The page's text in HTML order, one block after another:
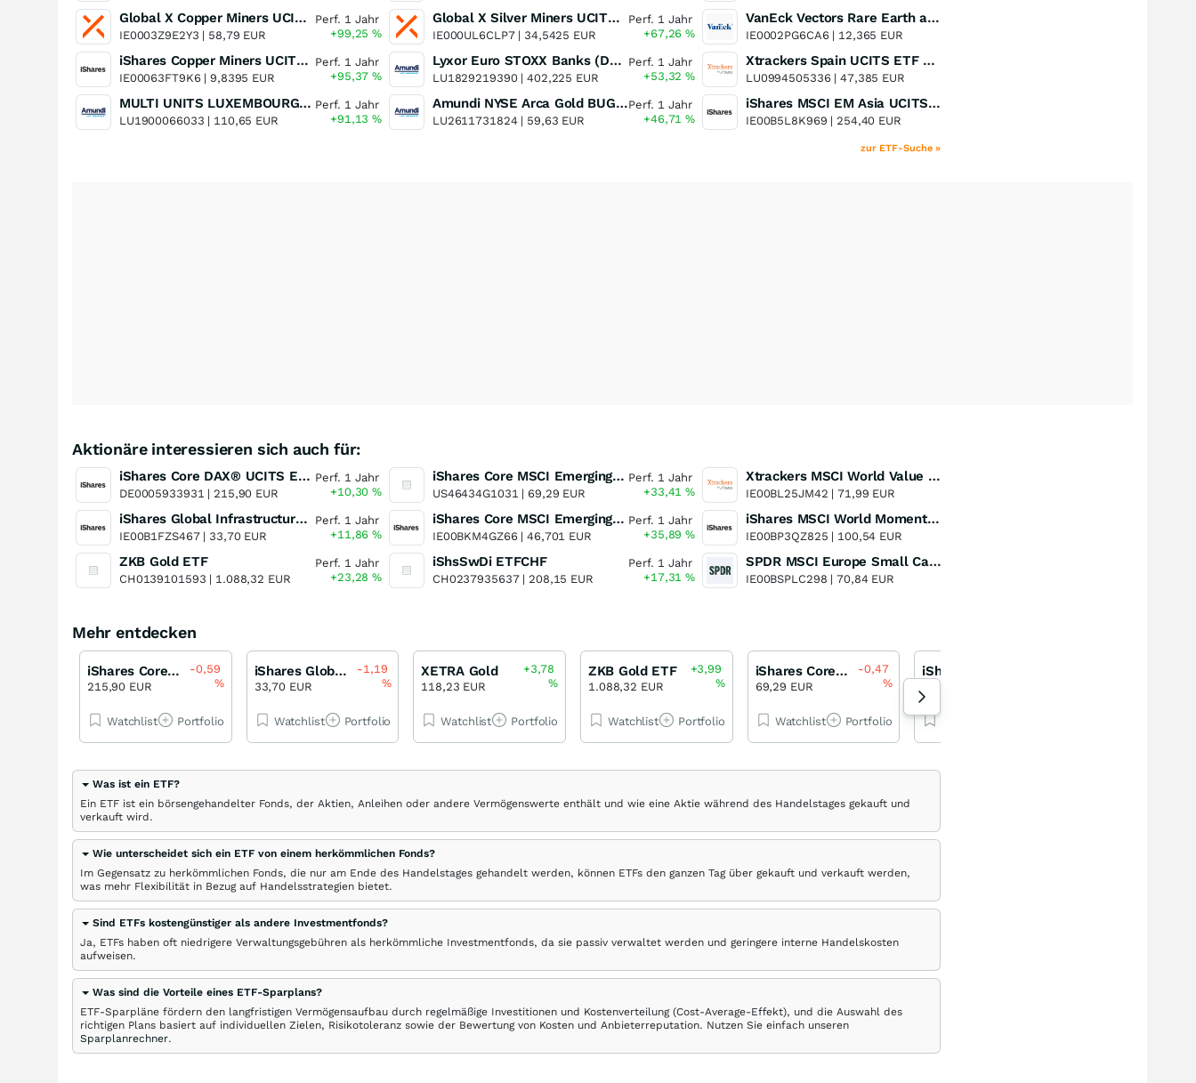
Global X Copper Miners UCITS ETF USD Acc
IE0003Z9E2Y3 | 58,79 EUR
Perf. 1 Jahr
+99,25%
iShares Copper Miners UCITS ETF
IE00063FT9K6 |9,8395 EUR
Perf. 1 Jahr
+95,37%
MULTI UNITS LUXEMBOURG - Lyxor MSCI Semiconductors ESG Filtered
LU1900066033 | 110,65 EUR
Perf. 1 Jahr
+91,13%
Global X Silver Miners UCITS ETF
IE000UL6CLP7 | 34,5425 EUR
Perf. 1 Jahr
+67,26%
Lyxor Euro STOXX Banks (DR) UCITS ETF- Acc
LU1829219390 |402,225 EUR
Perf. 1 Jahr
+53,32%
Amundi NYSE Arca Gold BUGS UCITS ETF Dist
LU2611731824 | 59,63 EUR
Perf. 1 Jahr
+46,71%
VanEck Vectors Rare Earth and Strategic Metals UCITS ETF
IE0002PG6CA6 | 12,365 EUR
Xtrackers Spain UCITS ETF Distribution
LU0994505336 |47,385 EUR
iShares MSCI EM Asia UCITS ETF
IE00B5L8K969 | 254,40 EUR
zur ETF-Suche »
Aktionäre interessieren sich auch für:
iShares Core DAX® UCITS ETF (DE)
DE0005933931 | 215,90 EUR
Perf. 1 Jahr
+10,30%
iShares Global Infrastructure UCITS ETF
IE00B1FZS467 | 33,70 EUR
Perf. 1 Jahr
+11,86%
ZKB Gold ETF
CH0139101593 | 1.088,32 EUR
Perf. 1 Jahr
+23,28%
iShares Core MSCI Emerging Markets ETF
US46434G1031 | 69,29 EUR
Perf. 1 Jahr
+33,41%
iShares Core MSCI Emerging Markets IMI UCITS ETF
IE00BKM4GZ66 |46,701 EUR
Perf. 1 Jahr
+35,89%
iShsSwDi ETFCHF
CH0237935637 | 208,15 EUR
Perf. 1 Jahr
+17,31%
Xtrackers MSCI World Value UCITS ETF
IE00BL25JM42 |71,99 EUR
iShares MSCI World Momentum Factor UCITS ETF
IE00BP3QZ825 | 100,54 EUR
SPDR MSCI Europe Small Cap Value Weighted UCITS ETF
IE00BSPLC298 |70,84 EUR
Mehr entdecken
iShares Core DAX® UCITS ETF (DE)
215,90 EUR
-0,59
%
Watchlist Portfolio
iShares Global Infrastructure UCITS ETF
33,70 EUR
-1,19
%
Watchlist Portfolio
XETRA Gold
118,23 EUR
+3,78
%
Watchlist Portfolio
ZKB Gold ETF
1.088,32 EUR
+3,99
%
Watchlist Portfolio
iShares Core MSCI Emerging Markets ETF
69,29 EUR
-0,47
%
Watchlist Portfolio
Was ist ein ETF?
Ein ETF ist ein börsengehandelter Fonds, der Aktien, Anleihen oder andere Vermögenswerte enthält und wie eine Aktie während des Handelstages gekauft und
verkauft wird.
Wie unterscheidet sich ein ETF von einem herkömmlichen Fonds?
Im Gegensatz zu herkömmlichen Fonds, die nur am Ende des Handelstages gehandelt werden, können ETFs den ganzen Tag über gekauft und verkauft werden,
was mehr Flexibilität in Bezug auf Handelsstrategien bietet.
Sind ETFs kostengünstiger als andere Investmentfonds?
Ja, ETFs haben oft niedrigere Verwaltungsgebühren als herkömmliche Investmentfonds, da sie passiv verwaltet werden und geringere interne Handelskosten
aufweisen.
Was sind die Vorteile eines ETF-Sparplans?
ETF-Sparpläne fördern den langfristigen Vermögensaufbau durch regelmäßige Investitionen und Kostenverteilung (Cost-Average-Effekt), und die Auswahl des
richtigen Plans basiert auf individuellen Zielen, Risikotoleranz sowie der Bewertung von Kosten und Anbieterreputation. Nutzen Sie einfach unseren
Sparplanrechner.